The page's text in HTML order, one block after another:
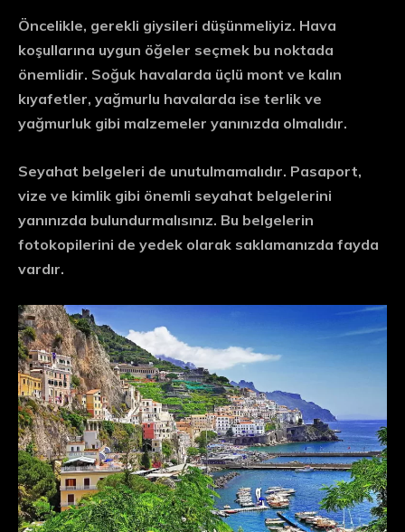
Öncelikle, gerekli giysileri düşünmeliyiz. Hava
koşullarına uygun öğeler seçmek bu noktada
önemlidir. Soğuk havalarda üçlü mont ve kalın
kıyafetler, yağmurlu havalarda ise terlik ve
yağmurluk gibi malzemeler yanınızda olmalıdır.
Seyahat belgeleri de unutulmamalıdır. Pasaport,
vize ve kimlik gibi önemli seyahat belgelerini
yanınızda bulundurmalısınız. Bu belgelerin
fotokopilerini de yedek olarak saklamanızda fayda
vardır.